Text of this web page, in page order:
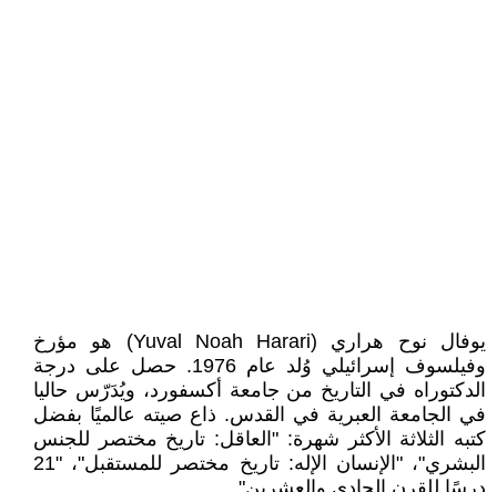
يوفال نوح هراري (Yuval Noah Harari) هو مؤرخ
وفيلسوف إسرائيلي وُلد عام 1976. حصل على درجة
الدكتوراه في التاريخ من جامعة أكسفورد، ويُدَرّس حاليا
في الجامعة العبرية في القدس. ذاع صيته عالميًا بفضل
كتبه الثلاثة الأكثر شهرة: "العاقل: تاريخ مختصر للجنس
البشري"، "الإنسان الإله: تاريخ مختصر للمستقبل"، "21